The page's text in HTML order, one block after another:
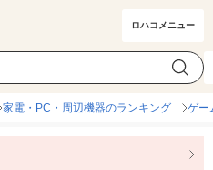
ロハコメニュー
カテゴリ選択
家電・PC・周辺機器のランキング ゲー